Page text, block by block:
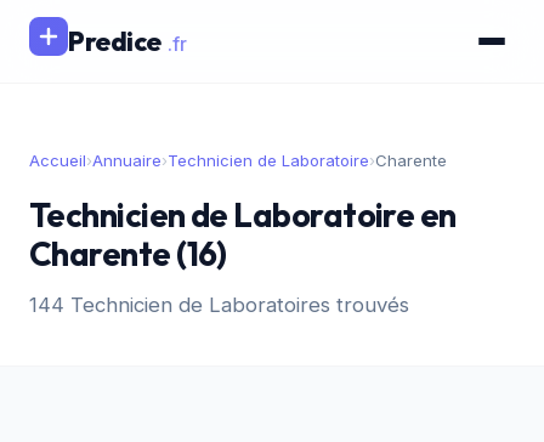
Predice .fr
Accueil›Annuaire›Technicien de Laboratoire›Charente
Technicien de Laboratoire en
Charente (16)
144 Technicien de Laboratoires trouvés